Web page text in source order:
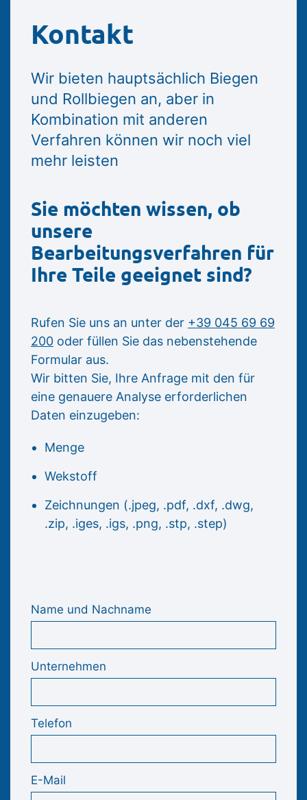
Kontakt
Wir bieten hauptsächlich Biegen
und Rollbiegen an, aber in
Kombination mit anderen
Verfahren können wir noch viel
mehr leisten
Sie möchten wissen, ob
unsere
Bearbeitungsverfahren für
Ihre Teile geeignet sind?
Rufen Sie uns an unter der +39 045 69 69
200 oder füllen Sie das nebenstehende
Formular aus.
Wir bitten Sie, Ihre Anfrage mit den für
eine genauere Analyse erforderlichen
Daten einzugeben:
Menge
Wekstoff
Zeichnungen (.jpeg, .pdf, .dxf, .dwg,
.zip, .iges, .igs, .png, .stp, .step)
Name und Nachname
Unternehmen
Telefon
E-Mail